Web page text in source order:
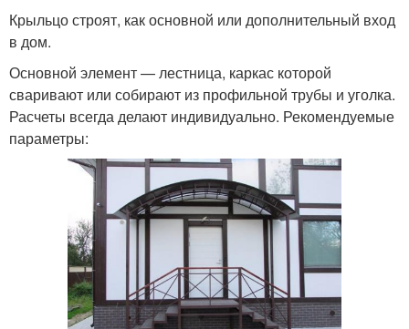
Крыльцо строят, как основной или дополнительный вход
в дом.
Основной элемент — лестница, каркас которой
сваривают или собирают из профильной трубы и уголка.
Расчеты всегда делают индивидуально. Рекомендуемые
параметры: